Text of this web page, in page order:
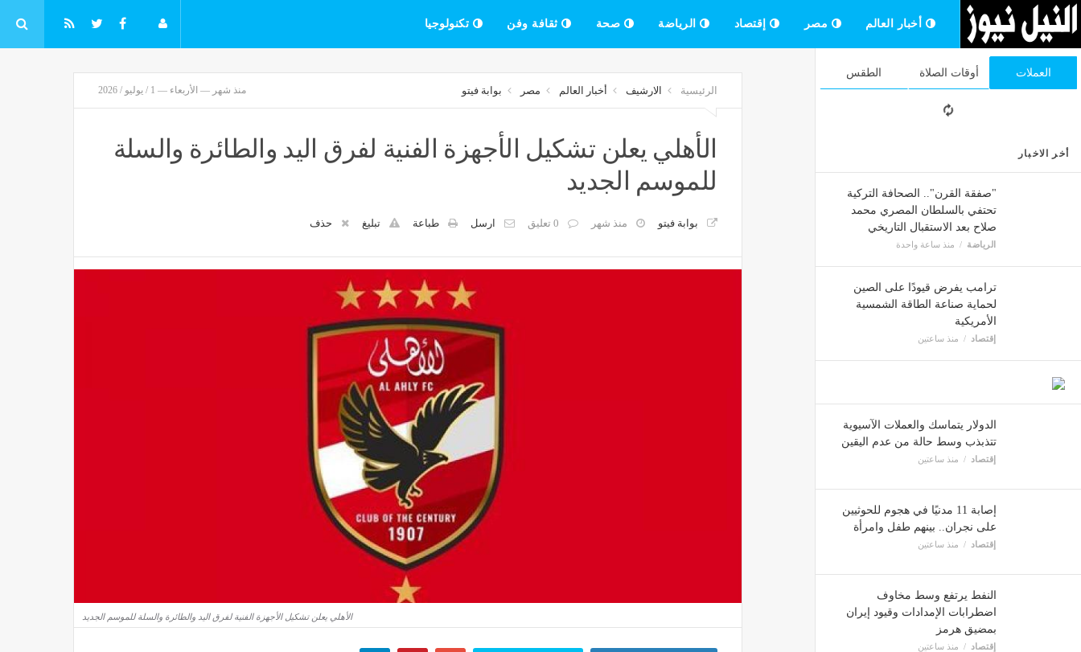
أخبار العالم مصر إقتصاد الرياضة صحة ثقافة وفن تكنولوجيا
العملات أوقات الصلاة الطقس
أخر الاخبار
"صفقة القرن".. الصحافة التركية
تحتفي بالسلطان المصري محمد
صلاح بعد الاستقبال التاريخي
الرياضة منذ ساعة واحدة
ترامب يفرض قيودًا على الصين
لحماية صناعة الطاقة الشمسية
الأمريكية
إقتصاد منذ ساعتين
الدولار يتماسك والعملات الآسيوية
تتذبذب وسط حالة من عدم اليقين
إقتصاد منذ ساعتين
إصابة 11 مدنيًا في هجوم للحوثيين
على نجران.. بينهم طفل وامرأة
إقتصاد منذ ساعتين
النفط يرتفع وسط مخاوف
اضطرابات الإمدادات وقيود إيران
بمضيق هرمز
إقتصاد منذ ساعتين
الرئيسية الارشيف أخبار العالم مصر بوابة فيتو منذ شهر — الأربعاء — 1 / يوليو / 2026
الأهلي يعلن تشكيل الأجهزة الفنية لفرق اليد والطائرة والسلة
للموسم الجديد
بوابة فيتو منذ شهر 0 تعليق ارسل طباعة تبليغ حذف
الأهلي يعلن تشكيل الأجهزة الفنية لفرق اليد والطائرة والسلة للموسم الجديد